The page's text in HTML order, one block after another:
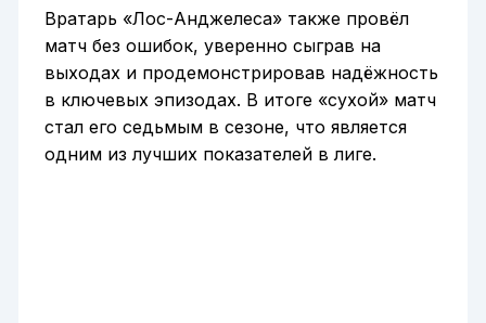
Вратарь «Лос-Анджелеса» также провёл
матч без ошибок, уверенно сыграв на
выходах и продемонстрировав надёжность
в ключевых эпизодах. В итоге «сухой» матч
стал его седьмым в сезоне, что является
одним из лучших показателей в лиге.